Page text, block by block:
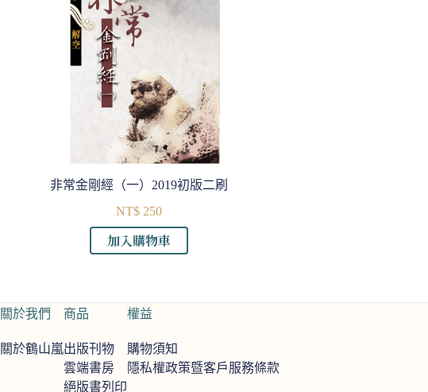
非常金剛經（一）2019初版二刷
NT$250
加入購物車
關於我們
關於鶴山嵐
商品
出版刊物
雲端書房
絕版書列印
權益
購物須知
隱私權政策暨客戶服務條款